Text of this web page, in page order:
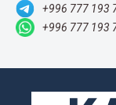
+996 777 193
+996 777 193